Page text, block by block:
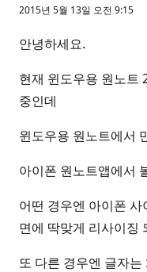
2015년 5월 13일 오전 9:15
안녕하세요.
현재 윈도우용 원노트
중인데
윈도우용 원노트에서
아이폰 원노트앱에서
어떤 경우엔 아이폰
면에 딱맞게 리사이징
또 다른 경우엔 글자